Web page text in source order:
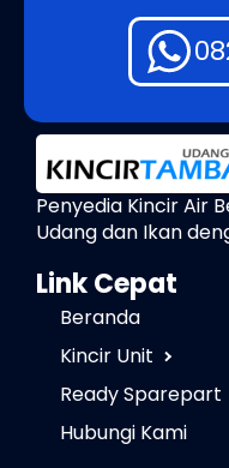
Penyedia Kincir Air
Udang dan Ikan
Link Cepat
Beranda
Kincir Unit
Ready Sparepart
Hubungi Kami